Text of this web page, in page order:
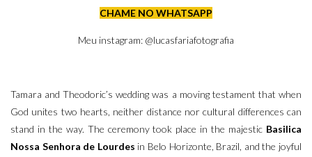
CHAME NO WHATSAPP
Meu instagram: @lucasfariafotografia
Tamara and Theodoric’s wedding was a moving testament that when
God unites two hearts, neither distance nor cultural differences can
stand in the way. The ceremony took place in the majestic Basilica
Nossa Senhora de Lourdes in Belo Horizonte, Brazil, and the joyful